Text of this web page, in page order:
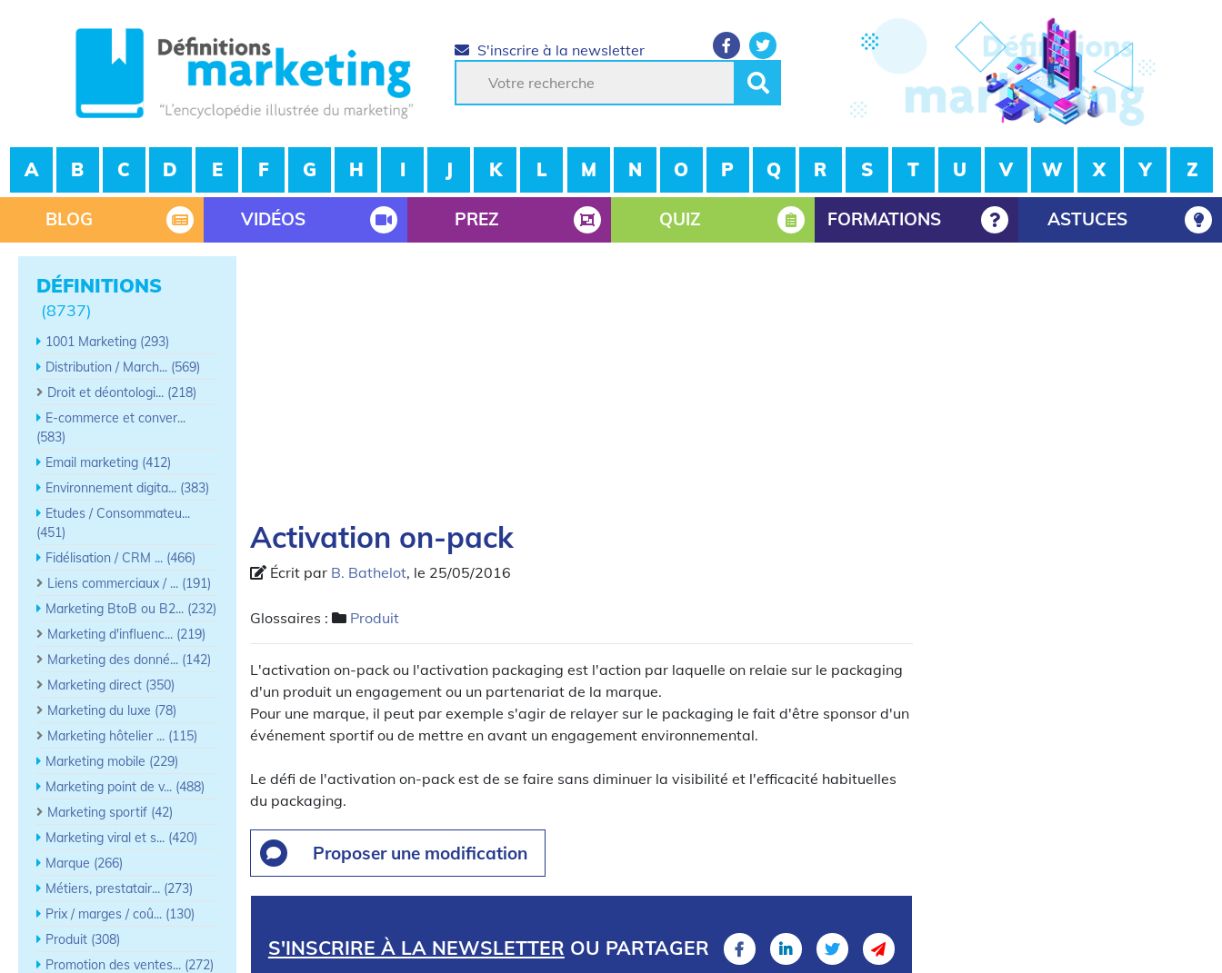
S'inscrire à la newsletter
A B C D E F G H I J K L M N O P Q R S T U V W X Y Z
BLOG VIDÉOS PREZ QUIZ FORMATIONS ASTUCES
DÉFINITIONS
(8737)
1001 Marketing (293)
Distribution / March... (569)
Droit et déontologi... (218)
E-commerce et conver...
(583)
Email marketing (412)
Environnement digita... (383)
Etudes / Consommateu...
(451)
Fidélisation / CRM ... (466)
Liens commerciaux / ... (191)
Marketing BtoB ou B2... (232)
Marketing d'influenc... (219)
Marketing des donné... (142)
Marketing direct (350)
Marketing du luxe (78)
Marketing hôtelier ... (115)
Marketing mobile (229)
Marketing point de v... (488)
Marketing sportif (42)
Marketing viral et s... (420)
Marque (266)
Métiers, prestatair... (273)
Prix / marges / coû... (130)
Produit (308)
Promotion des ventes... (272)
Activation on-pack
Écrit par B. Bathelot, le 25/05/2016
Glossaires : Produit
L'activation on-pack ou l'activation packaging est l'action par laquelle on relaie sur le packaging
d'un produit un engagement ou un partenariat de la marque.
Pour une marque, il peut par exemple s'agir de relayer sur le packaging le fait d'être sponsor d'un
événement sportif ou de mettre en avant un engagement environnemental.
Le défi de l'activation on-pack est de se faire sans diminuer la visibilité et l'efficacité habituelles
du packaging.
Proposer une modification
S'INSCRIRE À LA NEWSLETTER OU PARTAGER